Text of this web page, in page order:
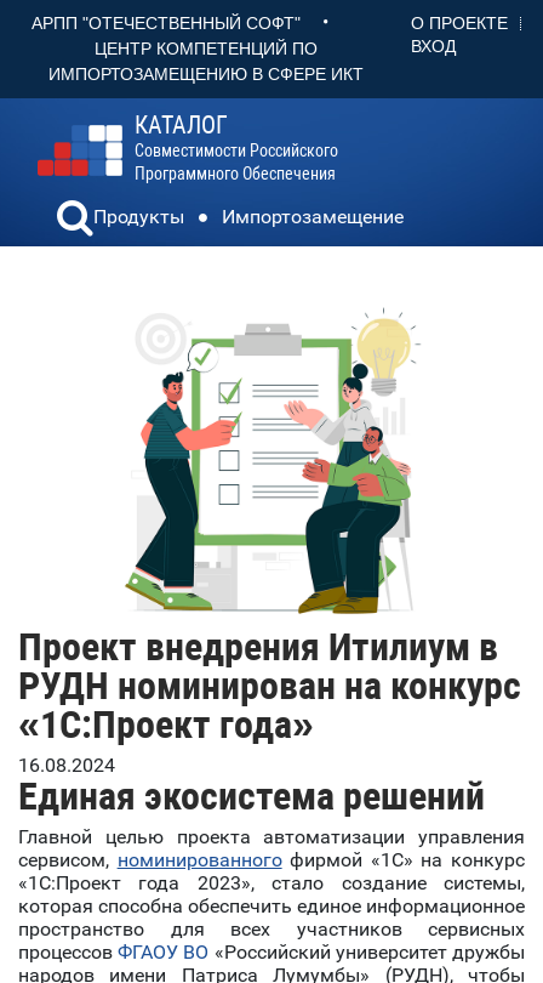
АРПП "ОТЕЧЕСТВЕННЫЙ СОФТ" •
ЦЕНТР КОМПЕТЕНЦИЙ ПО
ИМПОРТОЗАМЕЩЕНИЮ В СФЕРЕ ИКТ
О ПРОЕКТЕ
ВХОД
КАТАЛОГ
Совместимости Российского
Программного Обеспечения
Продукты Импортозамещение
Проект внедрения Итилиум в
РУДН номинирован на конкурс
«1С:Проект года»
16.08.2024
Единая экосистема решений
Главной целью проекта автоматизации управления
сервисом, номинированногофирмой «1С» на конкурс
«1С:Проект года 2023», стало создание системы,
которая способна обеспечить единое информационное
пространство для всех участников сервисных
процессовФГАОУ ВО «Российский университет дружбы
народов имени Патриса Лумумбы» (РУДН), чтобы